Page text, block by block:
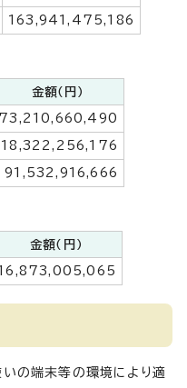
163,941,475,186
金額（円）
73,210,660,490
18,322,256,176
91,532,916,666
金額（円）
の端末等の環境により適